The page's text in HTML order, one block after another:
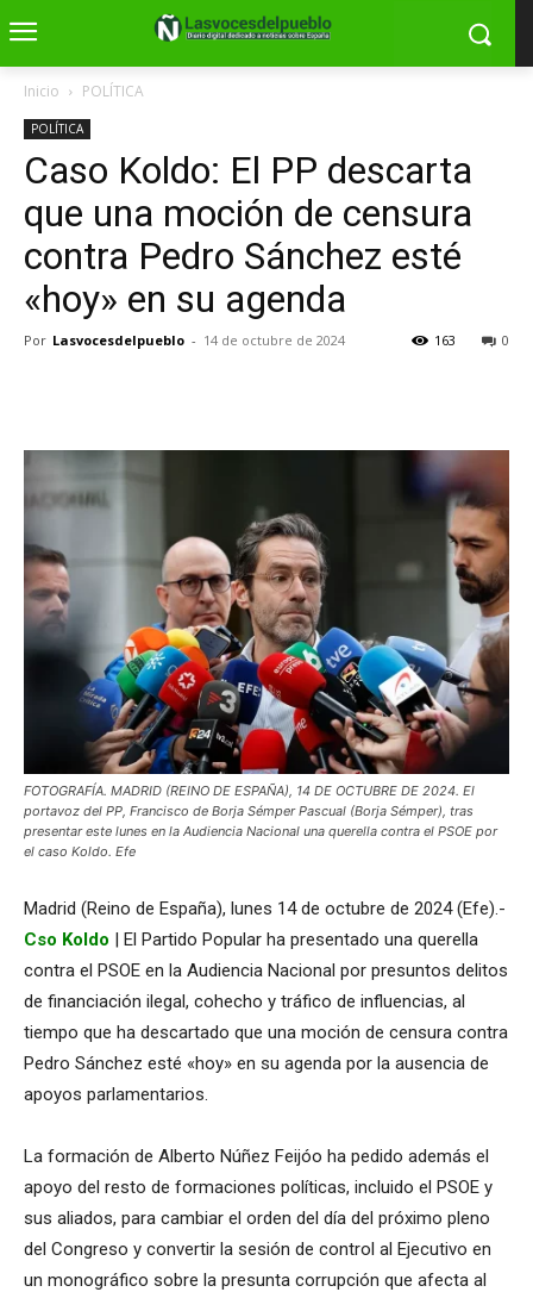
Inicio POLÍTICA
POLÍTICA
Caso Koldo: El PP descarta
que una moción de censura
contra Pedro Sánchez esté
«hoy» en su agenda
Por Lasvocesdelpueblo - 14 de octubre de 2024 0
163
FOTOGRAFÍA. MADRID (REINO DE ESPAÑA), 14 DE OCTUBRE DE 2024. El
portavoz del PP, Francisco de Borja Sémper Pascual (Borja Sémper), tras
presentar este lunes en la Audiencia Nacional una querella contra el PSOE por
el caso Koldo. Efe
Madrid (Reino de España), lunes 14 de octubre de 2024 (Efe).-
Cso Koldo | El Partido Popular ha presentado una querella
contra el PSOE en la Audiencia Nacional por presuntos delitos
de financiación ilegal, cohecho y tráfico de influencias, al
tiempo que ha descartado que una moción de censura contra
Pedro Sánchez esté «hoy» en su agenda por la ausencia de
apoyos parlamentarios.
La formación de Alberto Núñez Feijóo ha pedido además el
apoyo del resto de formaciones políticas, incluido el PSOE y
sus aliados, para cambiar el orden del día del próximo pleno
del Congreso y convertir la sesión de control al Ejecutivo en
un monográfico sobre la presunta corrupción que afecta al